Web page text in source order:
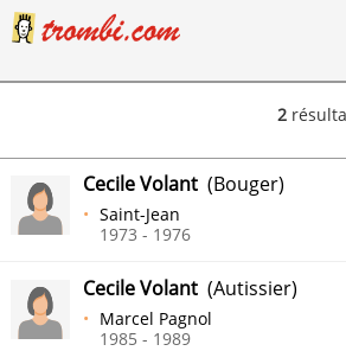
Rechercher
2
Cecile Volant (Bouger)
Saint-Jean
1973 - 1976
Cecile Volant (Autissier)
Marcel Pagnol
1985 - 1989